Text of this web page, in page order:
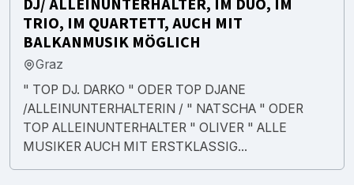
DJ/ ALLEINUNTERHALTER, IM DUO, IM
TRIO, IM QUARTETT, AUCH MIT
BALKANMUSIK MÖGLICH
Graz
" TOP DJ. DARKO " ODER TOP DJANE
/ALLEINUNTERHALTERIN / " NATSCHA " ODER
TOP ALLEINUNTERHALTER " OLIVER " ALLE
MUSIKER AUCH MIT ERSTKLASSIG...